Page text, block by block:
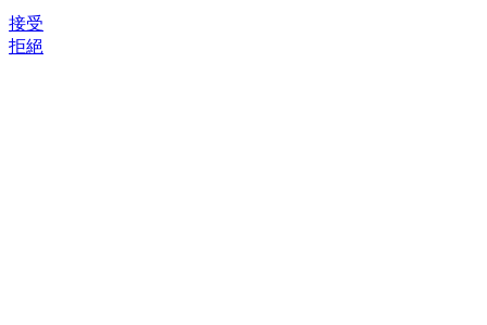
接受
拒絕